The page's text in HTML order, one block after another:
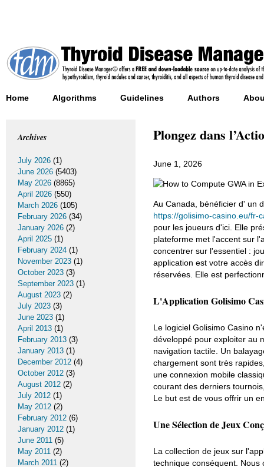
Home Algorithms Guidelines Authors
Plongez dans
June 1, 2026
Au Canada, bénéficier d' un
https://golisimo-casino.eu/fr-
pour les joueurs d'ici. Elle
plateforme met l'accent sur
concentrer sur l'essentiel :
application est votre accès
réservées. Elle est
L'Application Golisimo
Le logiciel Golisimo Casino
développé pour exploiter au
navigation tactile. Un
chargement sont très
une connexion mobile
courant des derniers
Le but est de vous offrir un
Une Sélection de Jeux
La collection de jeux sur
technique conséquent. Nous
Archives
July 2026 (1)
June 2026 (5403)
May 2026 (8865)
April 2026 (550)
March 2026 (105)
February 2026 (34)
January 2026 (2)
April 2025 (1)
February 2024 (1)
November 2023 (1)
October 2023 (3)
September 2023 (1)
August 2023 (2)
July 2023 (3)
June 2023 (1)
April 2013 (1)
February 2013 (3)
January 2013 (1)
December 2012 (4)
October 2012 (3)
August 2012 (2)
July 2012 (1)
May 2012 (2)
February 2012 (6)
January 2012 (1)
June 2011 (5)
May 2011 (2)
March 2011 (2)